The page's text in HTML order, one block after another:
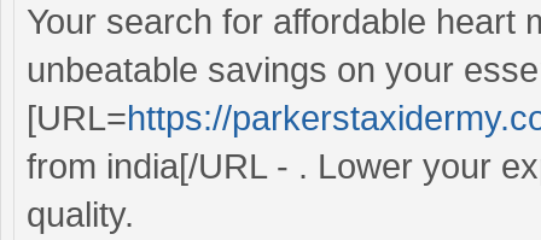
Your search for affordable heart
unbeatable savings on your
[URL=https://
from india[/URL - . Lower your
quality.